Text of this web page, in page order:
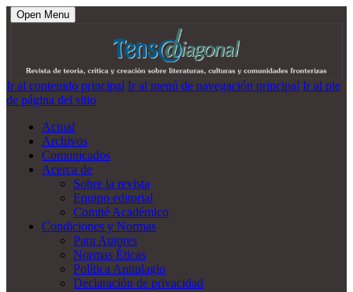
Open Menu
Ir al contenido principal Ir al menú de navegación principal Ir al pie
de página del sitio
Actual
Archivos
Comunicados
Acerca de
Sobre la revista
Equipo editorial
Comité Académico
Condiciones y Normas
Para Autores
Normas Éticas
Política Antiplagio
Declaración de privacidad